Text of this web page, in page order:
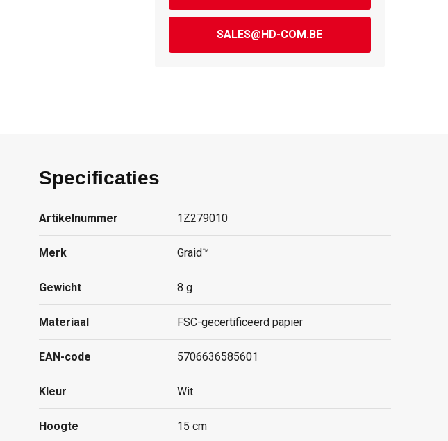
SALES@HD-COM.BE
Specificaties
Artikelnummer 1Z279010
Merk Graid™
Gewicht 8 g
Materiaal FSC-gecertificeerd papier
EAN-code 5706636585601
Kleur Wit
Hoogte 15 cm